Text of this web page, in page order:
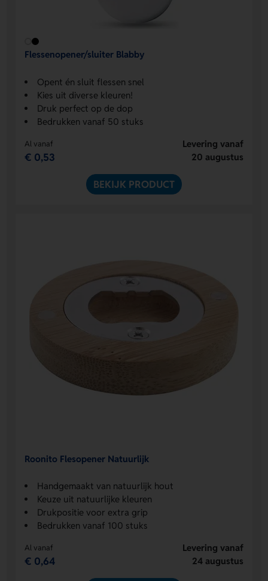
Flessenopener/sluiter Blabby
Opent én sluit flessen snel
Kies uit diverse kleuren!
Druk perfect op de dop
Bedrukken vanaf 50 stuks
Al vanaf
€ 0,53
Levering vanaf
20 augustus
BEKIJK PRODUCT
Roonito Flesopener Natuurlijk
Handgemaakt van natuurlijk hout
Keuze uit natuurlijke kleuren
Drukpositie voor extra grip
Bedrukken vanaf 100 stuks
Al vanaf
€ 0,64
Levering vanaf
24 augustus